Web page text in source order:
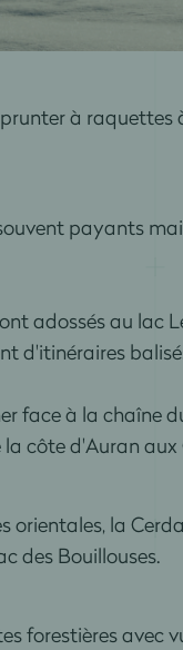
à raquettes
payants
adossés au lac
d'itinéraires
face à la chaîne
côte d'Auran
orientales, la
des Bouillouses.
forestières avec